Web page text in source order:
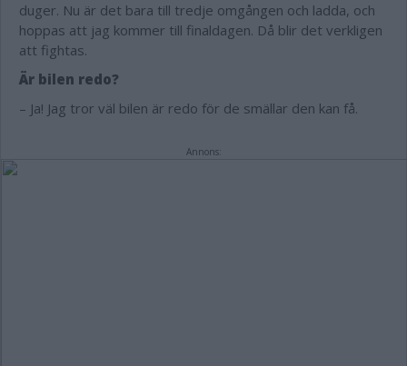
duger. Nu är det bara till tredje omgången och ladda, och
hoppas att jag kommer till finaldagen. Då blir det verkligen
att fightas.
Är bilen redo?
– Ja! Jag tror väl bilen är redo för de smällar den kan få.
Annons: